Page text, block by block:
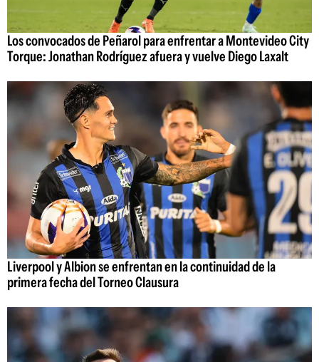
Los convocados de Peñarol para enfrentar a Montevideo City
Torque: Jonathan Rodríguez afuera y vuelve Diego Laxalt
Liverpool y Albion se enfrentan en la continuidad de la
primera fecha del Torneo Clausura